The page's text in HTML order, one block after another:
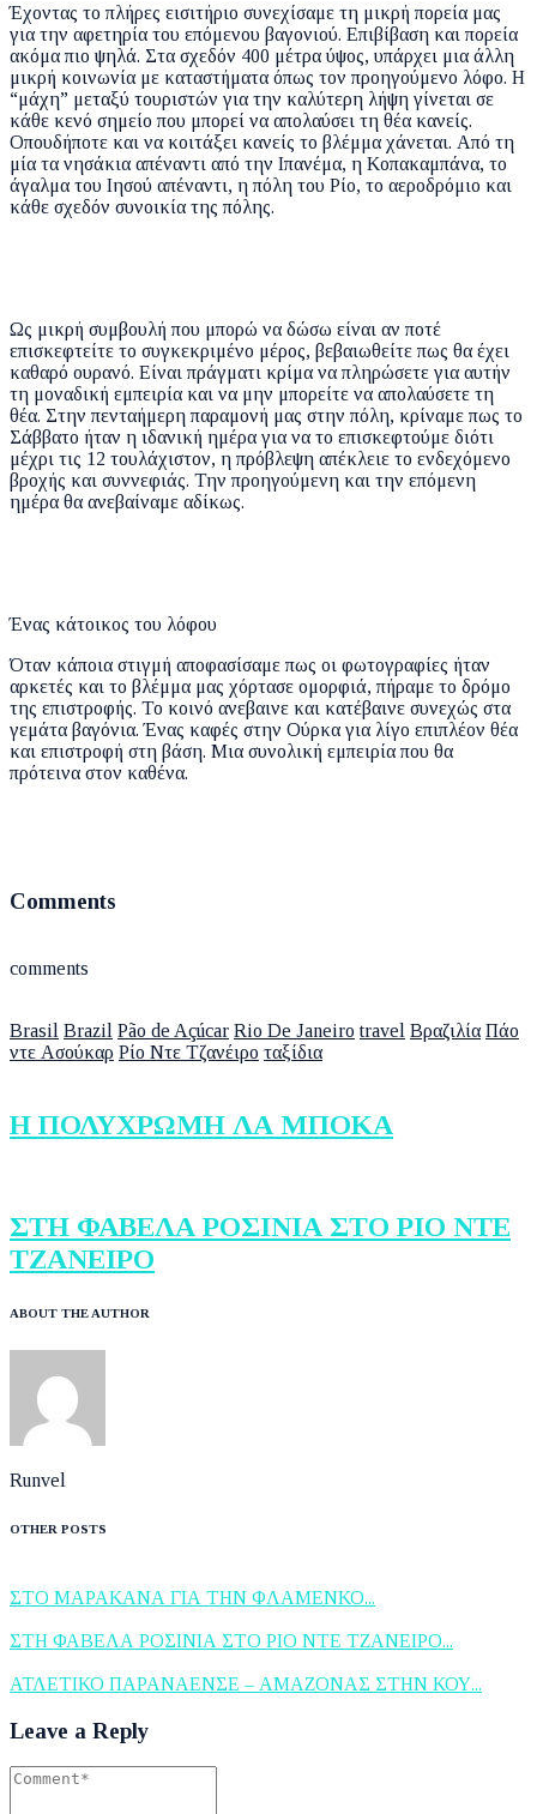
Έχοντας το πλήρες εισιτήριο συνεχίσαμε τη μικρή πορεία μας
για την αφετηρία του επόμενου βαγονιού. Επιβίβαση και πορεία
ακόμα πιο ψηλά. Στα σχεδόν 400 μέτρα ύψος, υπάρχει μια άλλη
μικρή κοινωνία με καταστήματα όπως τον προηγούμενο λόφο. Η
“μάχη” μεταξύ τουριστών για την καλύτερη λήψη γίνεται σε
κάθε κενό σημείο που μπορεί να απολαύσει τη θέα κανείς.
Οπουδήποτε και να κοιτάξει κανείς το βλέμμα χάνεται. Από τη
μία τα νησάκια απέναντι από την Ιπανέμα, η Κοπακαμπάνα, το
άγαλμα του Ιησού απέναντι, η πόλη του Ρίο, το αεροδρόμιο και
κάθε σχεδόν συνοικία της πόλης.
Ως μικρή συμβουλή που μπορώ να δώσω είναι αν ποτέ
επισκεφτείτε το συγκεκριμένο μέρος, βεβαιωθείτε πως θα έχει
καθαρό ουρανό. Είναι πράγματι κρίμα να πληρώσετε για αυτήν
τη μοναδική εμπειρία και να μην μπορείτε να απολαύσετε τη
θέα. Στην πενταήμερη παραμονή μας στην πόλη, κρίναμε πως το
Σάββατο ήταν η ιδανική ημέρα για να το επισκεφτούμε διότι
μέχρι τις 12 τουλάχιστον, η πρόβλεψη απέκλειε το ενδεχόμενο
βροχής και συννεφιάς. Την προηγούμενη και την επόμενη
ημέρα θα ανεβαίναμε αδίκως.
Ένας κάτοικος του λόφου
Όταν κάποια στιγμή αποφασίσαμε πως οι φωτογραφίες ήταν
αρκετές και το βλέμμα μας χόρτασε ομορφιά, πήραμε το δρόμο
της επιστροφής. Το κοινό ανεβαινε και κατέβαινε συνεχώς στα
γεμάτα βαγόνια. Ένας καφές στην Ούρκα για λίγο επιπλέον θέα
και επιστροφή στη βάση. Μια συνολική εμπειρία που θα
πρότεινα στον καθένα.
Comments
comments
Brasil Brazil Pão de Açúcar Rio De Janeiro travel Βραζιλία Πάο
ντε Ασούκαρ Ρίο Ντε Τζανέιρο ταξίδια
Η ΠΟΛΥΧΡΩΜΗ ΛΑ ΜΠΟΚΑ
ΣΤΗ ΦΑΒΕΛΑ ΡΟΣΙΝΙΑ ΣΤΟ ΡΙΟ ΝΤΕ
ΤΖΑΝΕΙΡΟ
ABOUT THE AUTHOR
Runvel
OTHER POSTS
ΣΤΟ ΜΑΡΑΚΑΝΑ ΓΙΑ ΤΗΝ ΦΛΑΜΕΝΚΟ...
ΣΤΗ ΦΑΒΕΛΑ ΡΟΣΙΝΙΑ ΣΤΟ ΡΙΟ ΝΤΕ ΤΖΑΝΕΙΡΟ...
ΑΤΛΕΤΙΚΟ ΠΑΡΑΝΑΕΝΣΕ – ΑΜΑΖΟΝΑΣ ΣΤΗΝ ΚΟΥ...
Leave a Reply